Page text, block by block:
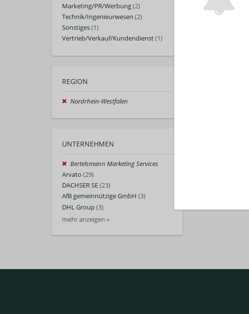
Marketing/PR/Werbung(2)
Technik/Ingenieurwesen (2)
Sonstiges(1)
Vertrieb/Verkauf/Kundendienst(1)
REGION
Nordrhein-Westfalen
UNTERNEHMEN
Bertelsmann Marketing Services
Arvato (29)
DACHSER SE(23)
AfB gemeinnützige GmbH (3)
DHL Group(3)
mehr anzeigen »